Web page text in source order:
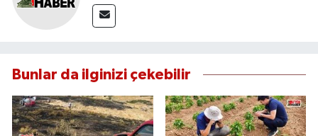
Bunlar da ilginizi çekebilir